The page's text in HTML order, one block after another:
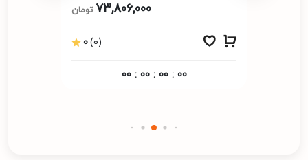
73,806,000 تومان
0(0)
00 : 00 : 00 : 00